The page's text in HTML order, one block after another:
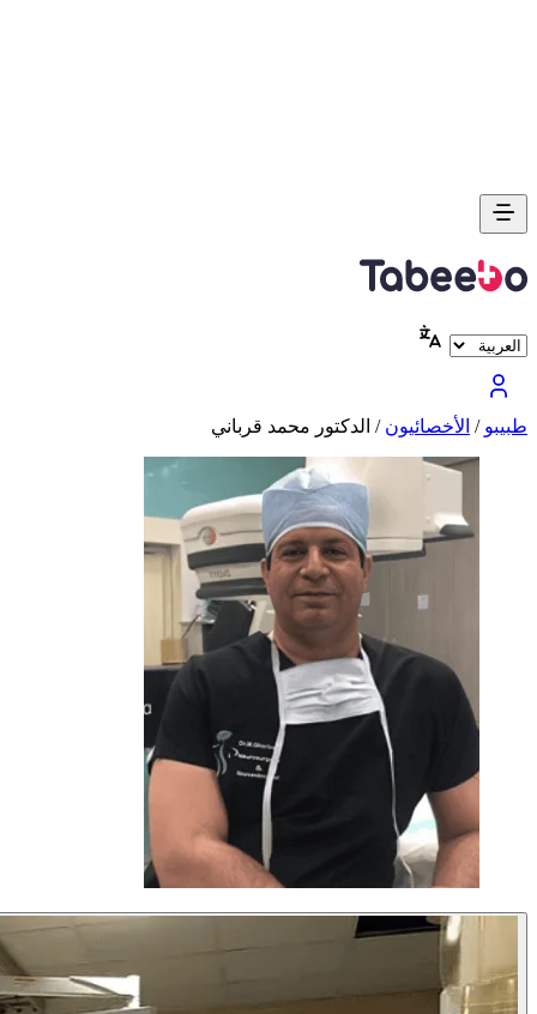
طبیبو / الأخصائيون / الدكتور محمد قرباني